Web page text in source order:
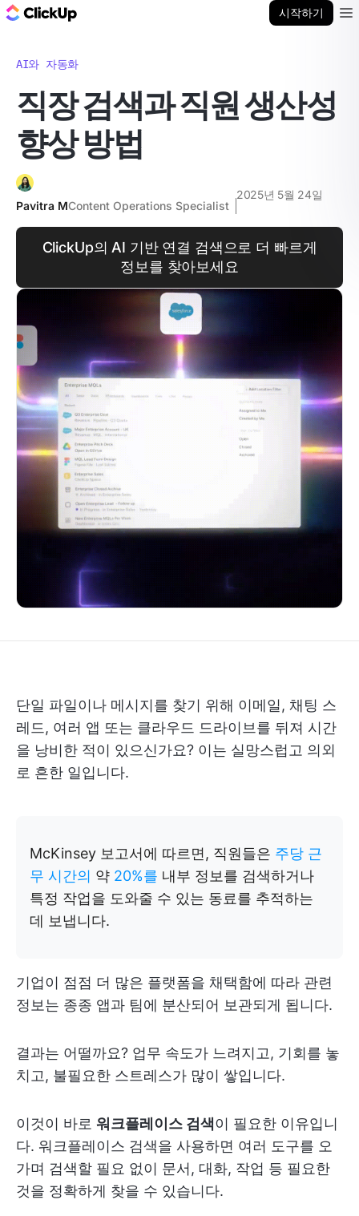
시작하기
AI와 자동화
직장 검색과 직원 생산성
향상 방법
Pavitra MContent Operations Specialist
2025년 5월 24일
ClickUp의 AI 기반 연결 검색으로 더 빠르게
정보를 찾아보세요
단일 파일이나 메시지를 찾기 위해 이메일, 채팅 스
레드, 여러 앱 또는 클라우드 드라이브를 뒤져 시간
을 낭비한 적이 있으신가요? 이는 실망스럽고 의외
로 흔한 일입니다.
McKinsey 보고서에 따르면, 직원들은 주당 근
무 시간의 약 20%를 내부 정보를 검색하거나
특정 작업을 도와줄 수 있는 동료를 추적하는
데 보냅니다.
기업이 점점 더 많은 플랫폼을 채택함에 따라 관련
정보는 종종 앱과 팀에 분산되어 보관되게 됩니다.
결과는 어떨까요? 업무 속도가 느려지고, 기회를 놓
치고, 불필요한 스트레스가 많이 쌓입니다.
이것이 바로 워크플레이스 검색이 필요한 이유입니
다. 워크플레이스 검색을 사용하면 여러 도구를 오
가며 검색할 필요 없이 문서, 대화, 작업 등 필요한
것을 정확하게 찾을 수 있습니다.